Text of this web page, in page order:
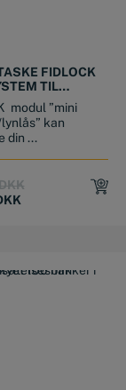
FIDLOCK
TIL
AF
KUGLEPEN,
MV.
modul ”mini
kan
din ...
Original
Current